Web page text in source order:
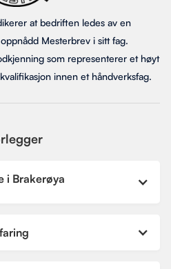
at bedriften ledes av en
Mesterbrev i sitt fag.
som representerer et høyt
innen et håndverksfag.
i Brakerøya